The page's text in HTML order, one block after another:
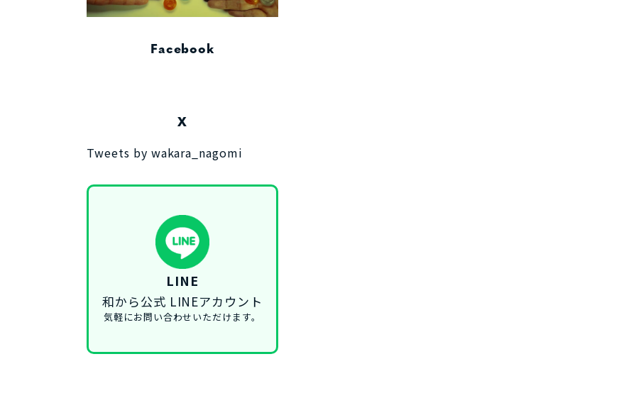
Facebook
X
Tweets by wakara_nagomi
LINE
和から公式 LINEアカウント
気軽にお問い合わせいただけます。